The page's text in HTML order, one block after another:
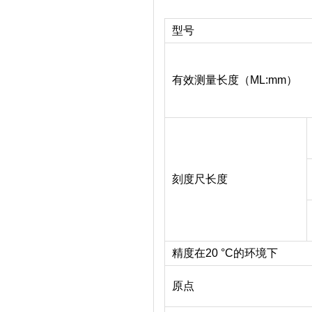
型号
有效测量长度（ML:mm）
刻度尺长度
精度在20 °C的环境下
原点